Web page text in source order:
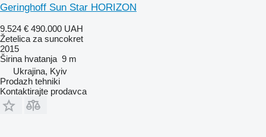
Geringhoff Sun Star HORIZON
9.524 € 490.000 UAH
Žetelica za suncokret
2015
Širina hvatanja 9 m
Ukrajina, Kyiv
Prodazh tehniki
Kontaktirajte prodavca